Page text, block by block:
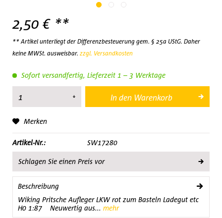
2,50 € **
** Artikel unterliegt der Differenzbesteuerung gem. § 25a UStG. Daher
keine MWSt. ausweisbar. zzgl. Versandkosten
Sofort versandfertig, Lieferzeit 1 – 3 Werktage
In den Warenkorb
Merken
Artikel-Nr.: SW17280
Schlagen Sie einen Preis vor
Beschreibung
Wiking Pritsche Aufleger LKW rot zum Basteln Ladegut etc
H0 1:87 Neuwertig aus... mehr